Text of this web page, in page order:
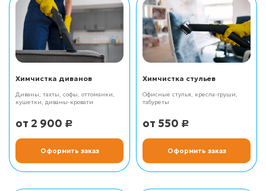
Химчистка диванов
Диваны, тахты, софы, оттоманки,
кушетки, диваны-кровати
2 900 Р
Оформить заказ
Химчистка стульев
Офисные стулья, кресла-груши,
табуреты
550 Р
Оформить заказ